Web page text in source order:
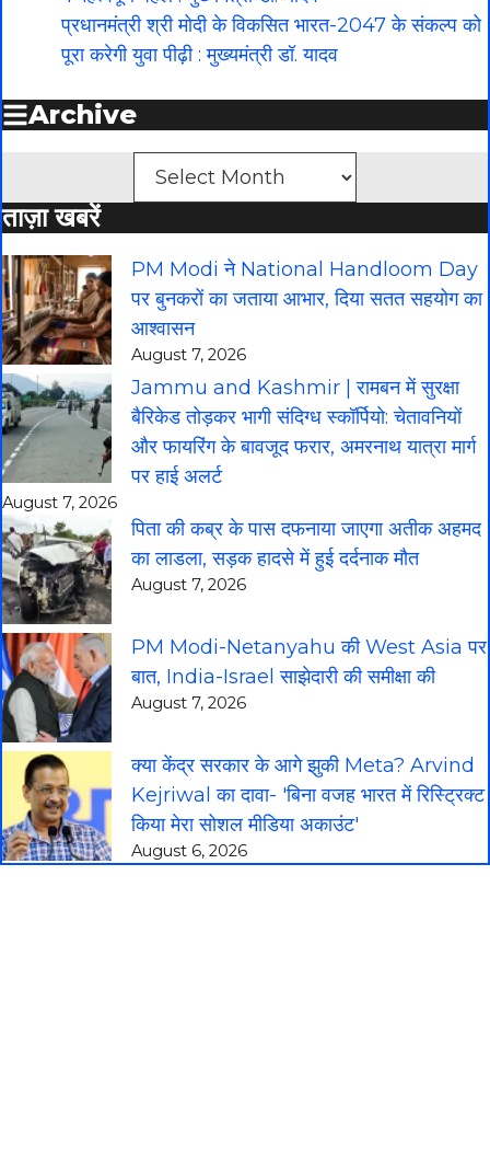
प्रधानमंत्री श्री मोदी के विकसित भारत-2047 के संकल्प को
पूरा करेगी युवा पीढ़ी : मुख्यमंत्री डॉ. यादव
Archive
ताज़ा खबरें
PM Modi ने National Handloom Day
पर बुनकरों का जताया आभार, दिया सतत सहयोग का
आश्वासन
August 7, 2026
Jammu and Kashmir | रामबन में सुरक्षा
बैरिकेड तोड़कर भागी संदिग्ध स्कॉर्पियो: चेतावनियों
और फायरिंग के बावजूद फरार, अमरनाथ यात्रा मार्ग
पर हाई अलर्ट
August 7, 2026
पिता की कब्र के पास दफनाया जाएगा अतीक अहमद
का लाडला, सड़क हादसे में हुई दर्दनाक मौत
August 7, 2026
PM Modi-Netanyahu की West Asia पर
बात, India-Israel साझेदारी की समीक्षा की
August 7, 2026
क्या केंद्र सरकार के आगे झुकी Meta? Arvind
Kejriwal का दावा- 'बिना वजह भारत में रिस्ट्रिक्ट
किया मेरा सोशल मीडिया अकाउंट'
August 6, 2026